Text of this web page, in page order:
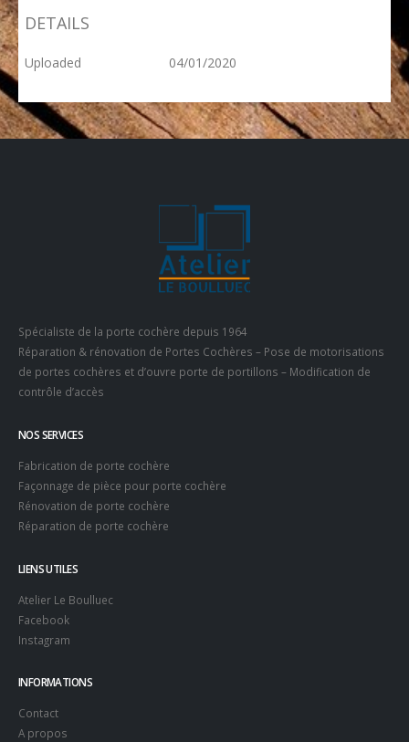
DETAILS
Uploaded 04/01/2020
Spécialiste de la porte cochère depuis 1964
Réparation & rénovation de Portes Cochères – Pose de motorisations
de portes cochères et d’ouvre porte de portillons – Modification de
contrôle d’accès
NOS SERVICES
Fabrication de porte cochère
Façonnage de pièce pour porte cochère
Rénovation de porte cochère
Réparation de porte cochère
LIENS UTILES
Atelier Le Boulluec
Facebook
Instagram
INFORMATIONS
Contact
A propos